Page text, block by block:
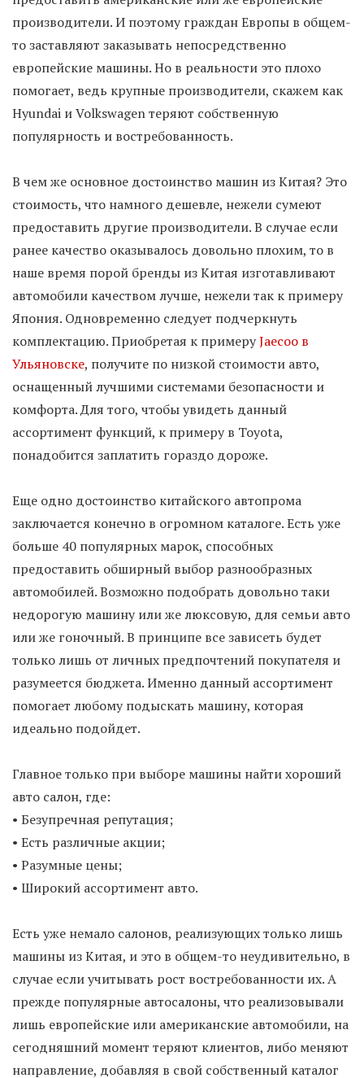
производители. И поэтому граждан Европы в общем-
то заставляют заказывать непосредственно
европейские машины. Но в реальности это плохо
помогает, ведь крупные производители, скажем как
Hyundai и Volkswagen теряют собственную
популярность и востребованность.
В чем же основное достоинство машин из Китая? Это
стоимость, что намного дешевле, нежели сумеют
предоставить другие производители. В случае если
ранее качество оказывалось довольно плохим, то в
наше время порой бренды из Китая изготавливают
автомобили качеством лучше, нежели так к примеру
Япония. Одновременно следует подчеркнуть
комплектацию. Приобретая к примеруJaecoo в
Ульяновске, получите по низкой стоимости авто,
оснащенный лучшими системами безопасности и
комфорта. Для того, чтобы увидеть данный
ассортимент функций, к примеру в Toyota,
понадобится заплатить гораздо дороже.
Еще одно достоинство китайского автопрома
заключается конечно в огромном каталоге. Есть уже
больше 40 популярных марок, способных
предоставить обширный выбор разнообразных
автомобилей. Возможно подобрать довольно таки
недорогую машину или же люксовую, для семьи авто
или же гоночный. В принципе все зависеть будет
только лишь от личных предпочтений покупателя и
разумеется бюджета. Именно данный ассортимент
помогает любому подыскать машину, которая
идеально подойдет.
Главное только при выборе машины найти хороший
авто салон, где:
• Безупречная репутация;
• Есть различные акции;
• Разумные цены;
• Широкий ассортимент авто.
Есть уже немало салонов, реализующих только лишь
машины из Китая, и это в общем-то неудивительно, в
случае если учитывать рост востребованности их. А
прежде популярные автосалоны, что реализовывали
лишь европейские или американские автомобили, на
сегодняшний момент теряют клиентов, либо меняют
направление, добавляя в свой собственный каталог